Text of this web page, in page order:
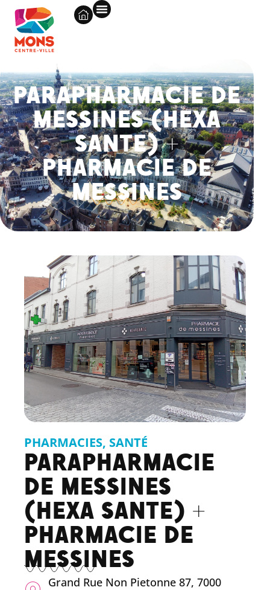
PARAPHARMACIE DE
MESSINES (HEXA
SANTE) +
PHARMACIE DE
MESSINES
PHARMACIES, SANTÉ
PARAPHARMACIE
DE MESSINES
(HEXA SANTE) +
PHARMACIE DE
MESSINES
Grand Rue Non Pietonne 87, 7000